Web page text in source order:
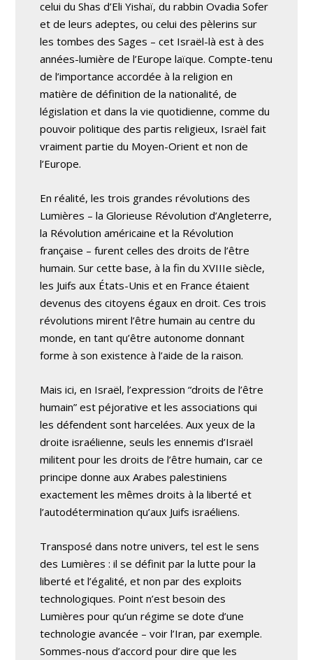
celui du Shas d’Eli Yishaï, du rabbin Ovadia Sofer
et de leurs adeptes, ou celui des pèlerins sur
les tombes des Sages – cet Israël-là est à des
années-lumière de l’Europe laïque. Compte-tenu
de l’importance accordée à la religion en
matière de définition de la nationalité, de
législation et dans la vie quotidienne, comme du
pouvoir politique des partis religieux, Israël fait
vraiment partie du Moyen-Orient et non de
l’Europe.
En réalité, les trois grandes révolutions des
Lumières – la Glorieuse Révolution d’Angleterre,
la Révolution américaine et la Révolution
française – furent celles des droits de l’être
humain. Sur cette base, à la fin du XVIIIe siècle,
les Juifs aux États-Unis et en France étaient
devenus des citoyens égaux en droit. Ces trois
révolutions mirent l’être humain au centre du
monde, en tant qu’être autonome donnant
forme à son existence à l’aide de la raison.
Mais ici, en Israël, l’expression “droits de l’être
humain” est péjorative et les associations qui
les défendent sont harcelées. Aux yeux de la
droite israélienne, seuls les ennemis d’Israël
militent pour les droits de l’être humain, car ce
principe donne aux Arabes palestiniens
exactement les mêmes droits à la liberté et
l’autodétermination qu’aux Juifs israéliens.
Transposé dans notre univers, tel est le sens
des Lumières : il se définit par la lutte pour la
liberté et l’égalité, et non par des exploits
technologiques. Point n’est besoin des
Lumières pour qu’un régime se dote d’une
technologie avancée – voir l’Iran, par exemple.
Sommes-nous d’accord pour dire que les